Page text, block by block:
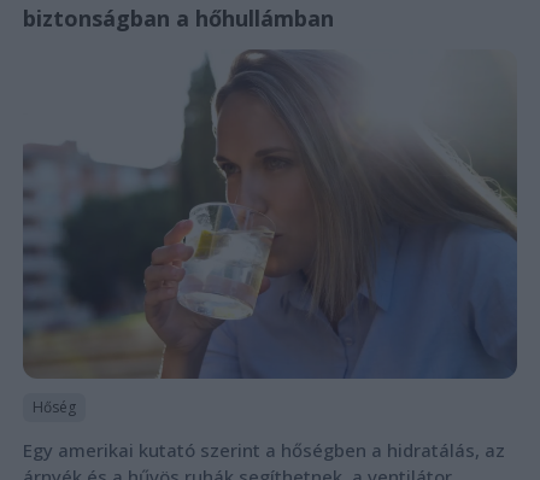
biztonságban a hőhullámban
Hőség
Egy amerikai kutató szerint a hőségben a hidratálás, az